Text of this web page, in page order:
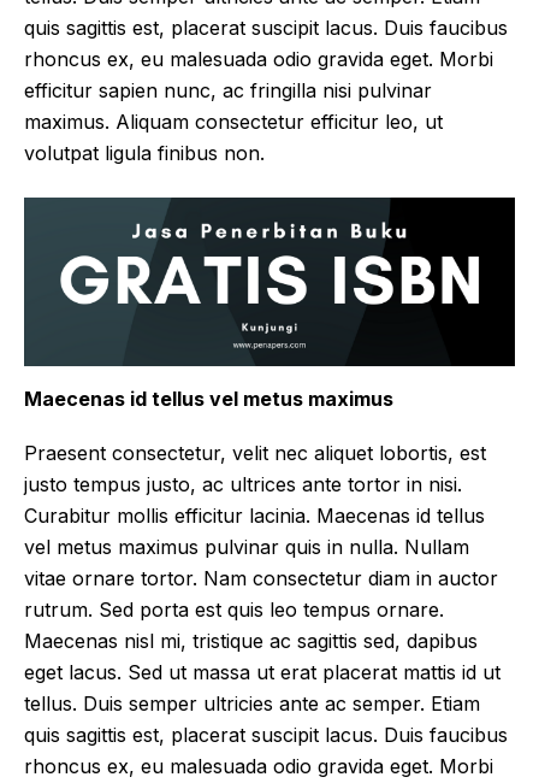
quis sagittis est, placerat suscipit lacus. Duis faucibus
rhoncus ex, eu malesuada odio gravida eget. Morbi
efficitur sapien nunc, ac fringilla nisi pulvinar
maximus. Aliquam consectetur efficitur leo, ut
volutpat ligula finibus non.
Maecenas id tellus vel metus maximus
Praesent consectetur, velit nec aliquet lobortis, est
justo tempus justo, ac ultrices ante tortor in nisi.
Curabitur mollis efficitur lacinia. Maecenas id tellus
vel metus maximus pulvinar quis in nulla. Nullam
vitae ornare tortor. Nam consectetur diam in auctor
rutrum. Sed porta est quis leo tempus ornare.
Maecenas nisl mi, tristique ac sagittis sed, dapibus
eget lacus. Sed ut massa ut erat placerat mattis id ut
tellus. Duis semper ultricies ante ac semper. Etiam
quis sagittis est, placerat suscipit lacus. Duis faucibus
rhoncus ex, eu malesuada odio gravida eget. Morbi